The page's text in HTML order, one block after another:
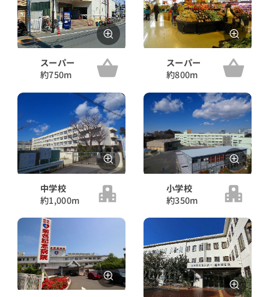
スーパー
約750m
スーパー
約800m
中学校
約1,000m
小学校
約350m